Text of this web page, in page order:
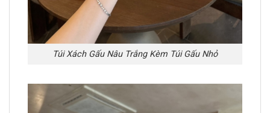
Túi Xách Gấu Nâu Trắng Kèm Túi Gấu Nhỏ